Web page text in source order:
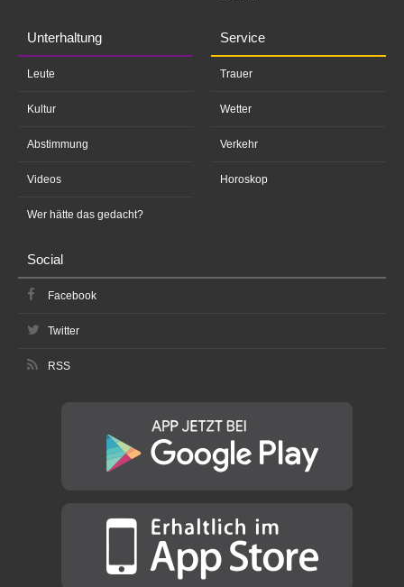
Unterhaltung
Leute
Kultur
Abstimmung
Videos
Wer hätte das gedacht?
Service
Trauer
Wetter
Verkehr
Horoskop
Social
Facebook
Twitter
RSS